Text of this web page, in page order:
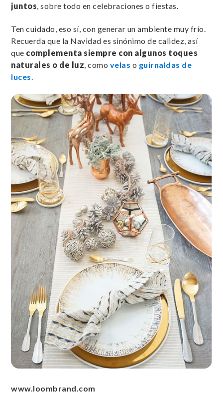
juntos , sobre todo en celebraciones o fiestas.
Ten cuidado, eso sí, con generar un ambiente muy frío.
Recuerda que la Navidad es sinónimo de calidez, así
que complementa siempre con algunos toques
naturales o de luz , como velas o guirnaldas de
luces
www.loombrand.com